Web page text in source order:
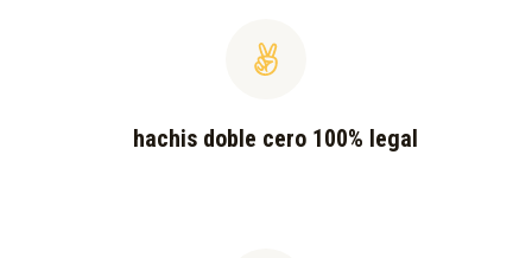
hachis doble cero 100% legal